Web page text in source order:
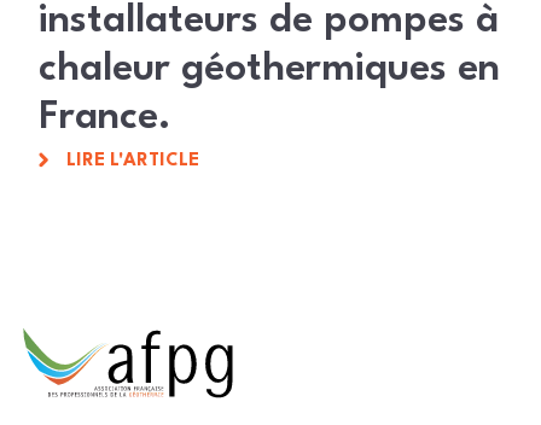
installateurs de pompes à
chaleur géothermiques en
France.
LIRE L'ARTICLE